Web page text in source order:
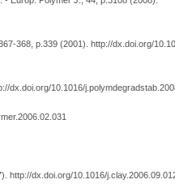
368, p.339 (2001). http://dx.doi.org/
dx.doi.org/10.1016/
http://dx.doi.org/10.1016/